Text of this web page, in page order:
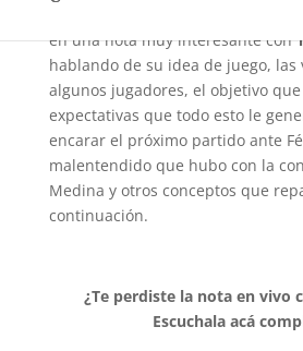
en una nota muy interesante con
hablando de su idea de juego, las
algunos jugadores, el objetivo
expectativas que todo esto le
encarar el próximo partido ante
malentendido que hubo con la
Medina y otros conceptos que
continuación.
¿Te perdiste la nota en vivo
Escuchala acá